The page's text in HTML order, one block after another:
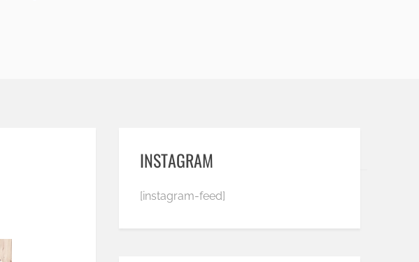
INSTAGRAM
[instagram-feed]